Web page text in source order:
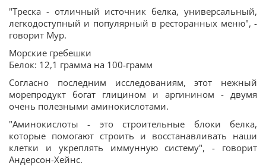
"Треска - отличный источник белка, универсальный,
легкодоступный и популярный в ресторанных меню", -
говорит Мур.
Морские гребешки
Белок: 12,1 грамма на 100-грамм
Согласно последним исследованиям, этот нежный
морепродукт богат глицином и аргинином - двумя
очень полезными аминокислотами.
"Аминокислоты - это строительные блоки белка,
которые помогают строить и восстанавливать наши
клетки и укреплять иммунную систему", - говорит
Андерсон-Хейнс.